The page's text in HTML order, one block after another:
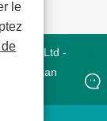
le
Co., Ltd -
Chip Lan